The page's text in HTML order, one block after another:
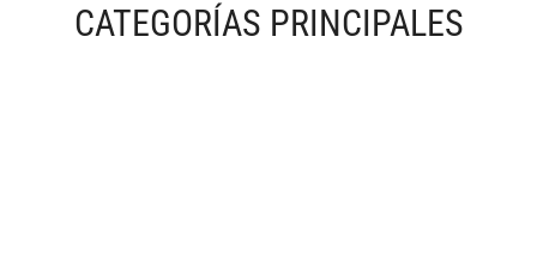
CATEGORÍAS PRINCIPALES